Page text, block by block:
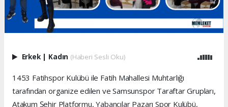
Erkek | Kadın (Haberi Sesli Oku)
1453 Fatihspor Kulübü ile Fatih Mahallesi Muhtarlığı
tarafından organize edilen ve Samsunspor Taraftar Grupları,
Atakum Şehir Platformu, Yabancılar Pazarı Spor Kulübü,